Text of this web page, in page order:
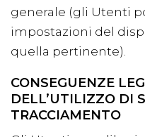
generale (gli Utenti
impostazioni del
quella pertinente).
CONSEGUENZE
DELL’UTILIZZO DI
TRACCIAMENTO